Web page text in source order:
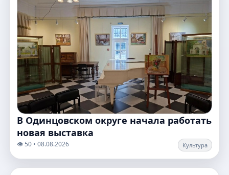
В Одинцовском округе начала работать
новая выставка
👁️ 50 • 08.08.2026 Культура